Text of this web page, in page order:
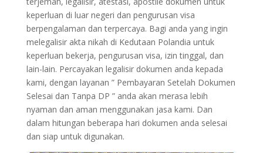
keperluan di luar negeri dan pengurusan visa
berpengalaman dan terpercaya. Bagi anda yang ingin
melegalisir akta nikah di Kedutaan Polandia untuk
keperluan bekerja, pengurusan visa, izin tinggal, dan
lain-lain. Percayakan legalisir dokumen anda kepada
kami, dengan layanan ” Pembayaran Setelah Dokumen
Selesai dan Tanpa DP ” anda akan merasa lebih
nyaman dan aman menggunakan jasa kami. Dan
dalam hitungan beberapa hari dokumen anda selesai
dan siap untuk digunakan.